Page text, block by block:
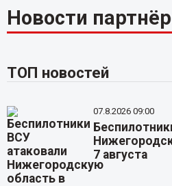
Новости
ТОП новостей
07.8.2026 09:00
7 августа